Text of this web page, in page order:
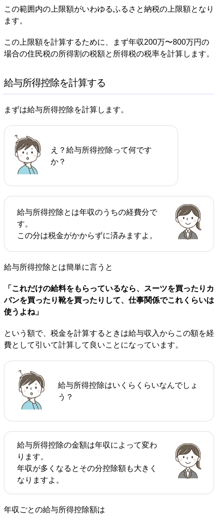
この範囲内の上限額がいわゆるふるさと納税の上限額となり
ます。
この上限額を計算するために、まず年収200万〜800万円の
場合の住民税の所得割の税額と所得税の税率を計算します。
給与所得控除を計算する
まずは給与所得控除を計算します。
え？給与所得控除って何です
か？
給与所得控除とは年収のうちの経費分で
す。
この分は税金がかからずに済みますよ。
給与所得控除とは簡単に言うと
「これだけの給料をもらっているなら、スーツを買ったりカ
バンを買ったり靴を買ったりして、仕事関係でこれくらいは
使うよね」
という額で、税金を計算するときは給与収入からこの額を経
費として引いて計算して良いことになっています。
給与所得控除はいくらくらいなんでしょ
う？
給与所得控除の金額は年収によって変わ
ります。
年収が多くなるとその分控除額も大きく
なりますよ。
年収ごとの給与所得控除額は